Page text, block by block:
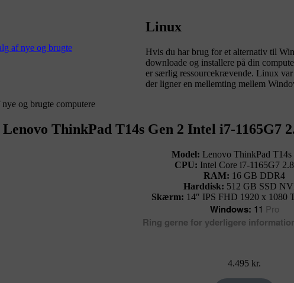
Linux
Hvis du har brug for et alternativ til
downloade og installere på din
er særlig ressourcekrævende. Linux
der ligner en mellemting mellem
Lenovo ThinkPad T14s Gen 2 Intel i7-1165G7
Model: Lenovo ThinkPad T14s
CPU: Intel Core i7-1165G7 2.8
RAM: 16 GB DDR4
Harddisk: 512 GB SSD
Skærm: 14″ IPS FHD 1920 x 1080
Windows: 11 Pro
Ring gerne for yderligere
4.495 kr.